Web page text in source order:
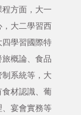
方面，大一
大二學習西
學習國際特
概論、食品
系統等，大
材認識、葡
宴會實務等